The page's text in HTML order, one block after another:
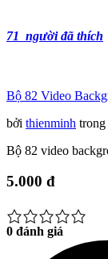
71 người đã thích
Bộ 82 Video
bởi thienminh trong
Bộ 82 video
5.000 đ
0 đánh giá